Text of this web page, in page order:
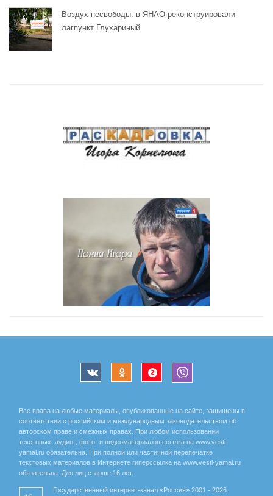
Воздух несвободы: в ЯНАО реконструировали
лагпункт Глухариный
Все права на любые материалы, опубликованные на сайте, защищены в
соответствии с российским и международным законодательством об
авторском праве и смежных правах. При любом использовании
текстовых, аудио-, фото- и видеоматериалов ссылка на www.vesti-
yamal.ru обязательна. При полной или частичной перепечатке
текстовых материалов в Интернете гиперссылка на www.vesti-yamal.ru
обязательна. Для лиц старше 16 лет.
Государственный интернет-канал «Россия» 2001 - 2026.